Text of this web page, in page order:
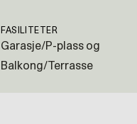
FASILITETER
Garasje/P-plass og
Balkong/Terrasse